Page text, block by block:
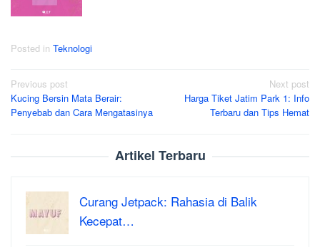
Posted in Teknologi
Post
navigation
Previous post
Kucing Bersin Mata Berair:
Penyebab dan Cara Mengatasinya
Next post
Harga Tiket Jatim Park 1: Info
Terbaru dan Tips Hemat
Artikel Terbaru
Curang Jetpack: Rahasia di Balik
Kecepat…